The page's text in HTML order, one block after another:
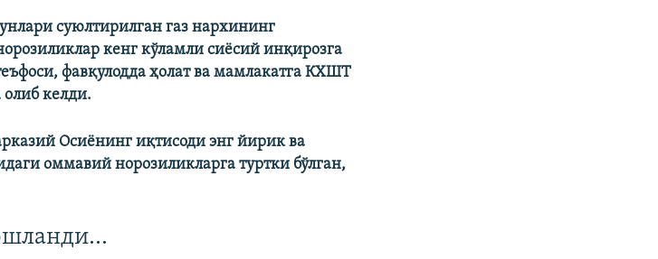
суюлтирилган газ нархининг
кенг кўламли сиёсий инқирозга
фавқулодда ҳолат ва мамлакатга КХШТ
келди.
Осиёнинг иқтисоди энг йирик ва
оммавий норозиликларга туртки бўлган,